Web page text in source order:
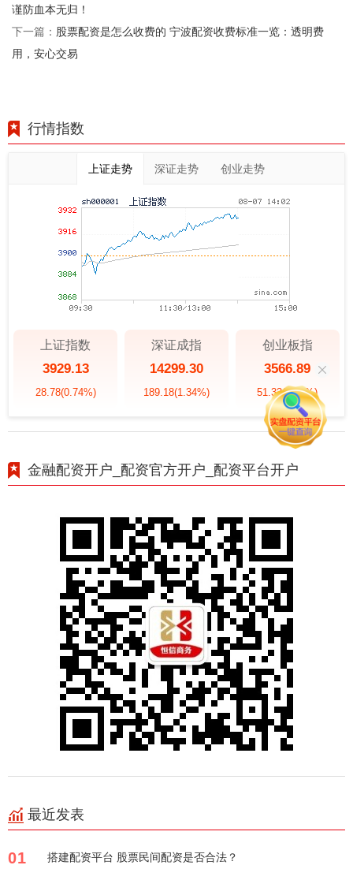
谨防血本无归！
下一篇： 股票配资是怎么收费的 宁波配资收费标准一览：透明费
用，安心交易
行情指数
上证走势 深证走势 创业走势
上证指数
3929.13
28.78(0.74%)
深证成指
14299.30
189.18(1.34%)
创业板指
3566.89
51.33(1.46%)
金融配资开户_配资官方开户_配资平台开户
最近发表
01 搭建配资平台 股票民间配资是否合法？